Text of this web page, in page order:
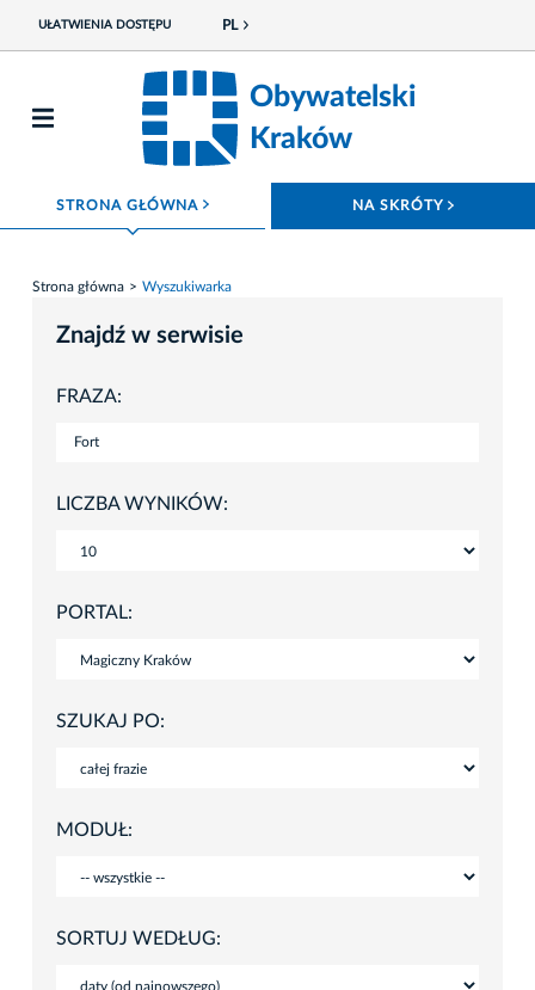
UŁATWIENIA DOSTĘPU PL
Obywatelski
Kraków
STRONA GŁÓWNA ROZWIŃ MENU NA SKRÓTY
Strona główna Wyszukiwarka
Znajdź w serwisie
FRAZA:
LICZBA WYNIKÓW:
PORTAL:
SZUKAJ PO:
MODUŁ:
SORTUJ WEDŁUG: